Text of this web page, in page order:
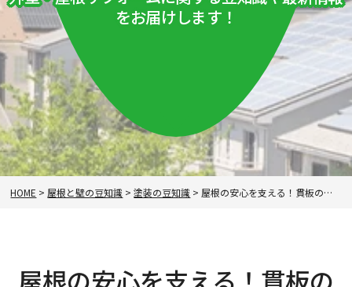
をお届けします！
HOME > 屋根と壁の豆知識 >塗装の豆知識 > 屋根の安心を支える！貫板の選び方と素材の違いガイド